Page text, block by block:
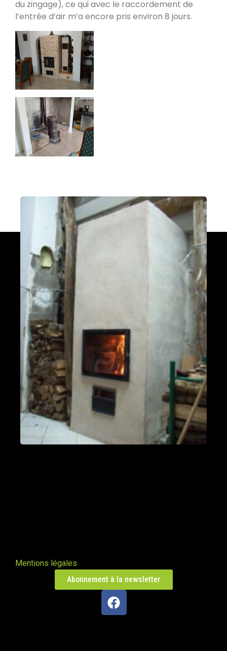
Poele de masse S avec conduit en
brique de terre crue handmade
Mantry 39230
Poêle Oxalibre L dans le Tarn
Coufouleux 81800
Poêle de masse
Corbel 73160
Poêle M sous escalier
Poêle L en Haute-Saône
Trésilley 70190
PDM taille L
Le Poizat-Lalleyriat 01130
Poêle de masse Oxalis modèle XL
Poêle de masse Taille L
Chaparon 74210
Oxalibre taille L
Naillat 23800
Poële Oxalibre L
Emmerin 59320
Oxalibre L ferronnerie Uzume
La Chapelle-Agnon 63590
du zingage), ce qui avec le raccordement de
l’entrée d’air m’a encore pris environ 8 jours.
Mentions légales
Abonnement à la newsletter